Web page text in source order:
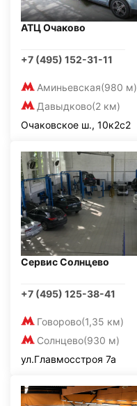
АТЦ Очаково
+7 (495) 152-31-11
Аминьевская(980 м)
Давыдково(2 км)
Очаковское ш., 10к2с2
Сервис Солнцево
+7 (495) 125-38-41
Говорово(1,35 км)
Солнцево(930 м)
ул.Главмосстроя 7а